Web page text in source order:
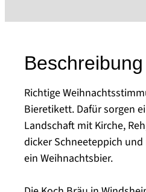
Beschreibung
Richtige
Bieretikett. Dafür sorgen
Landschaft mit Kirche,
dicker Schneeteppich
ein Weihnachtsbier.